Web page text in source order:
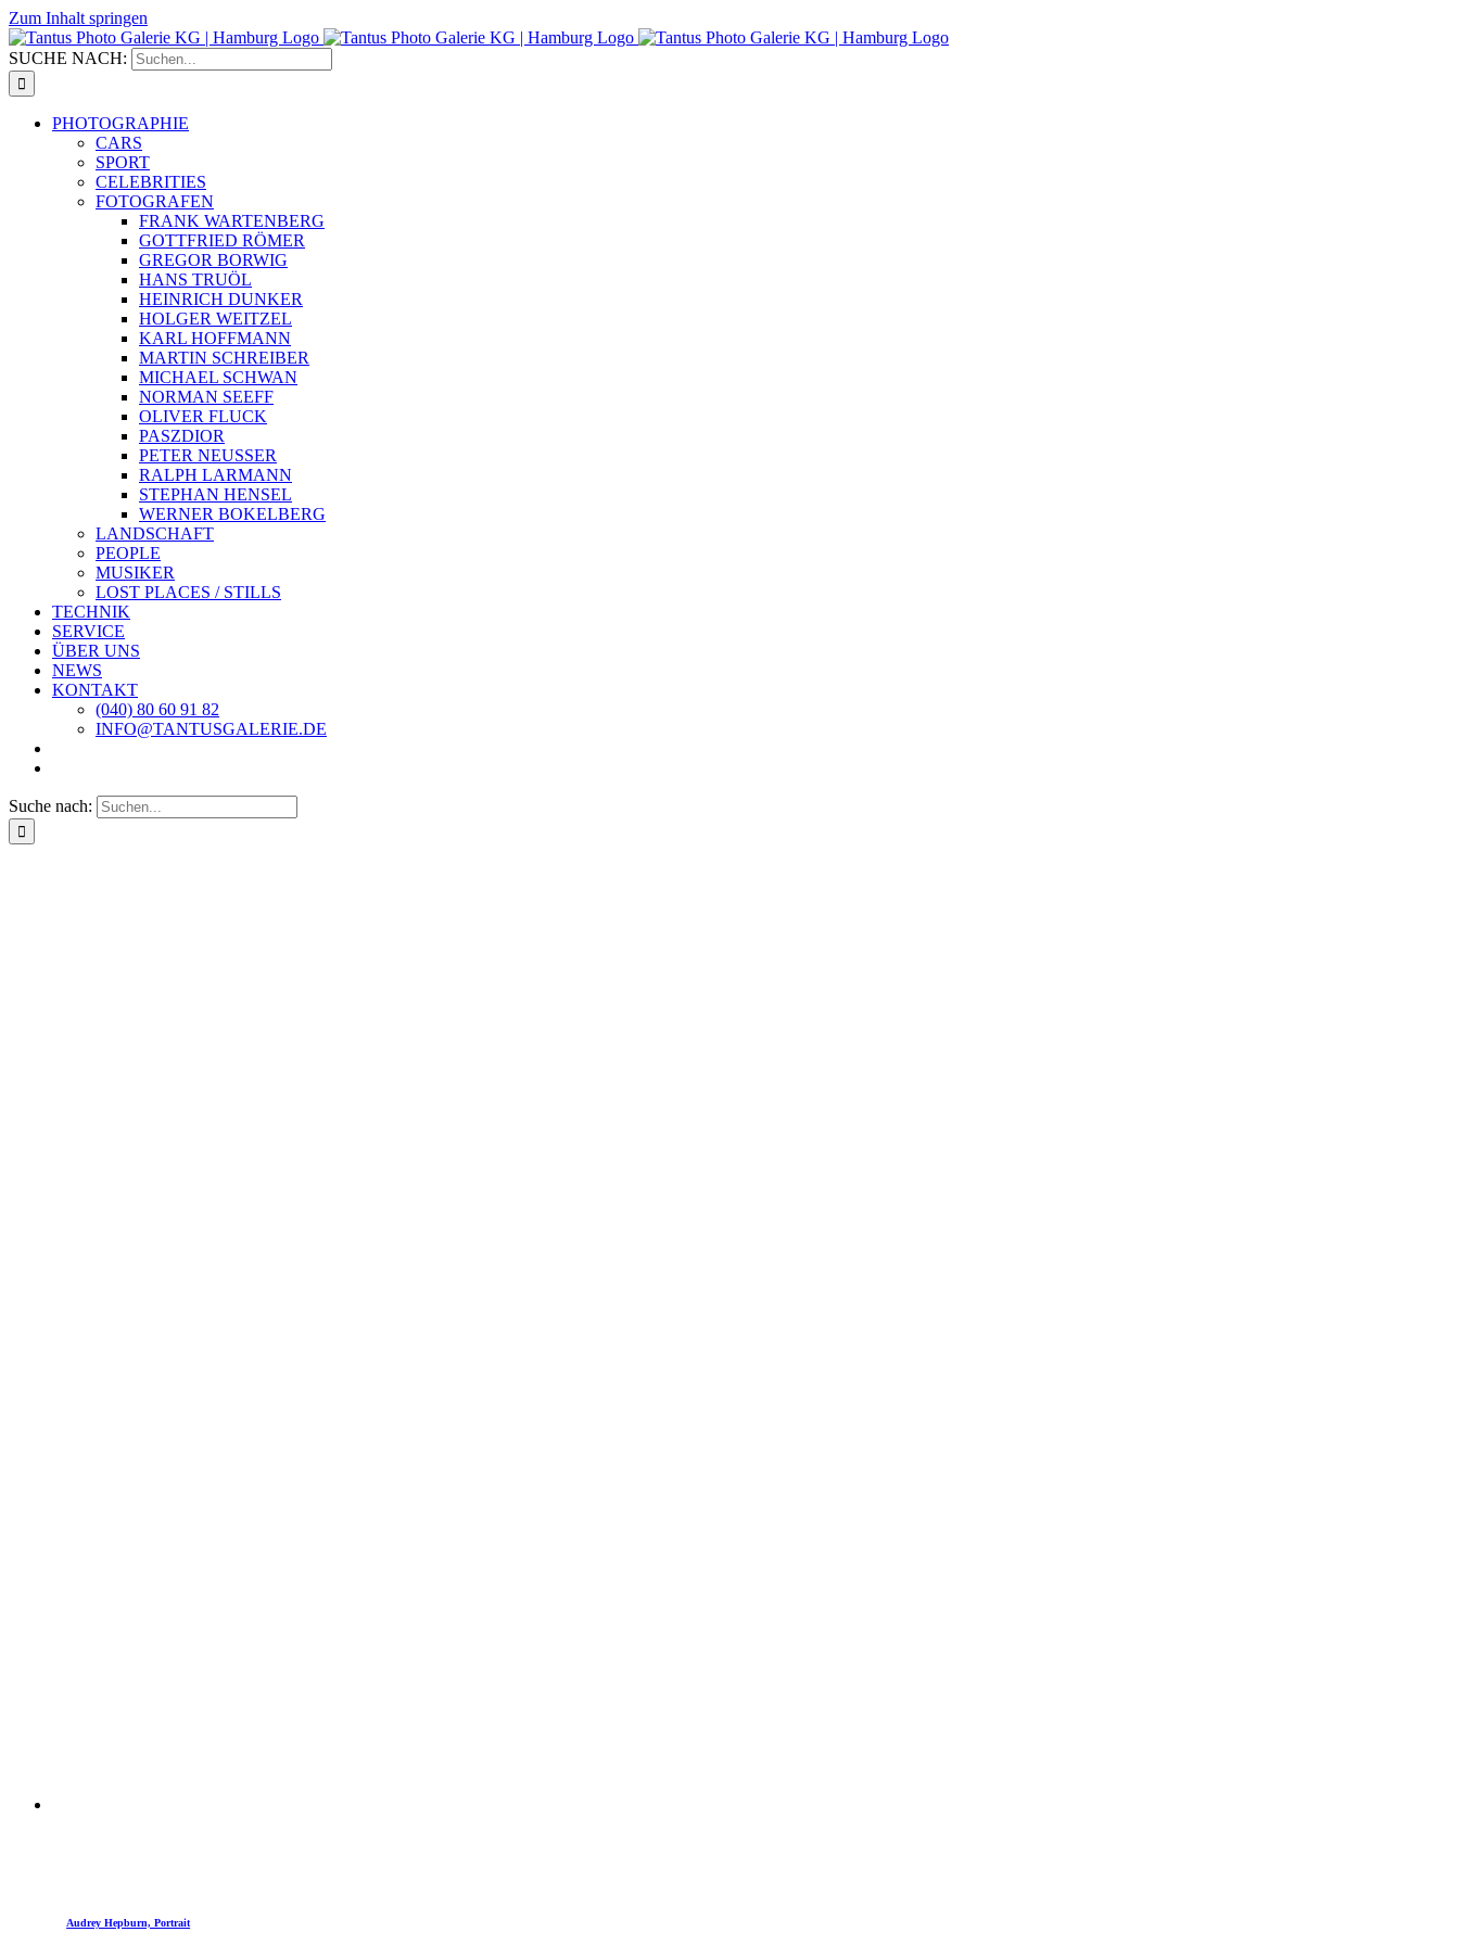
Zum Inhalt springen
SUCHE NACH:
PHOTOGRAPHIE
CARS
SPORT
CELEBRITIES
FOTOGRAFEN
FRANK WARTENBERG
GOTTFRIED RÖMER
GREGOR BORWIG
HANS TRUÖL
HEINRICH DUNKER
HOLGER WEITZEL
KARL HOFFMANN
MARTIN SCHREIBER
MICHAEL SCHWAN
NORMAN SEEFF
OLIVER FLUCK
PASZDIOR
PETER NEUSSER
RALPH LARMANN
STEPHAN HENSEL
WERNER BOKELBERG
LANDSCHAFT
PEOPLE
MUSIKER
LOST PLACES / STILLS
TECHNIK
SERVICE
ÜBER UNS
NEWS
KONTAKT
(040) 80 60 91 82
INFO@TANTUSGALERIE.DE
Suche nach:
Audrey Hepburn, Portrait